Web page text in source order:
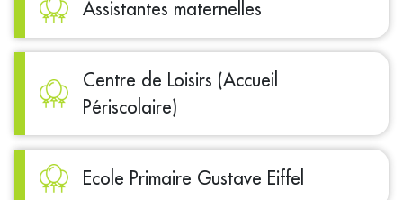
Assistantes maternelles
Centre de Loisirs (Accueil
Périscolaire)
Ecole Primaire Gustave Eiffel